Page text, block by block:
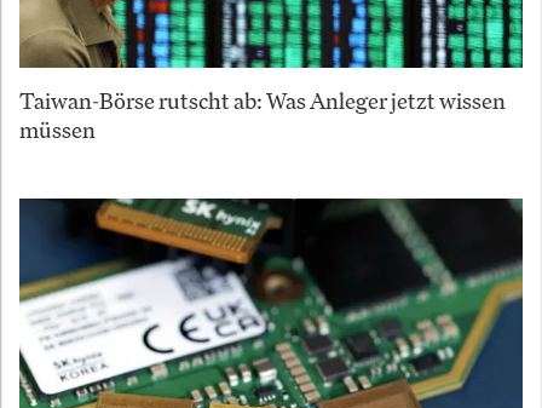
Taiwan-Börse rutscht ab: Was Anleger jetzt wissen
müssen